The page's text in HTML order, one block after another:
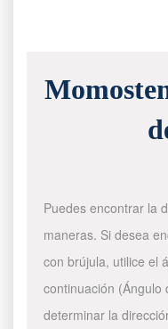
Puedes encontrar la
maneras. Si desea
con brújula, utilice el
continuación (Ángulo
determinar la